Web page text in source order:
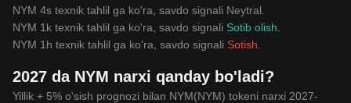
NYM 4s texnik tahlil ga ko'ra, savdo signali Neytral
NYM 1k texnik tahlil ga ko'ra, savdo signali Sotib olish
NYM 1h texnik tahlil ga ko'ra, savdo signali Sotish
2027 da NYM narxi qanday bo'ladi?
Yillik + 5% o'sish prognozi bilan NYM(NYM) tokeni narxi 2027-